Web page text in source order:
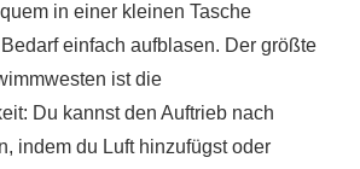
in einer kleinen Tasche
einfach aufblasen. Der größte
ist die
Du kannst den Auftrieb nach
indem du Luft hinzufügst oder